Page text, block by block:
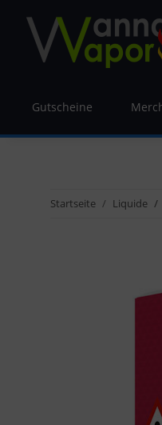
Gutscheine
Startseite Liquide